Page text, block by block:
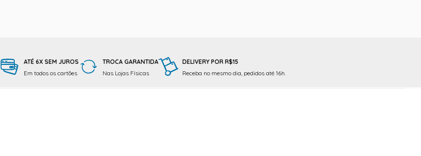
ATÉ 6X SEM JUROS
Em todos os cartões
TROCA GARANTIDA
Nas Lojas Físicas
DELIVERY POR R$15
Receba no mesmo dia, pedidos até 16h.